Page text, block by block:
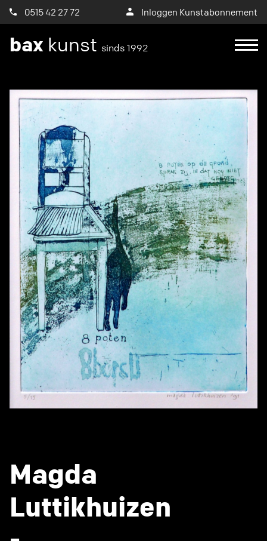
0515 42 27 72 Inloggen Kunstabonnement
bax kunst sinds 1992
Magda
Luttikhuizen